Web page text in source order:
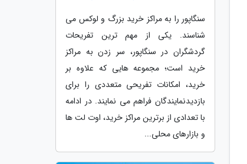
سنگاپور را به مراکز خرید بزرگ و لوکس می
شناسند. یکی از مهم ترین تفریحات
گردشگران در سنگاپور، سر زدن به مراکز
خرید است؛ مجموعه هایی که علاوه بر
خرید، امکانات تفریحی متعددی را برای
بازدیدنمایندگان فراهم می نمایند. در ادامه
با تعدادی از برترین مراکز خرید، اوت لت ها
و بازارهای محلی...